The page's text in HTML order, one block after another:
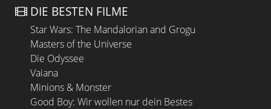
DIE BESTEN FILME
Star Wars: The Mandalorian and Grogu
Masters of the Universe
Die Odyssee
Vaiana
Minions & Monster
Good Boy: Wir wollen nur dein Bestes